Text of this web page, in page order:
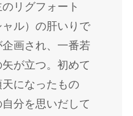
リグフォート
ャル）の肝いりで
画され、一番若
が立つ。初めて
になったもの
分を思いだして